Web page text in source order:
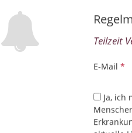
Teilzeit
E-Mail *
Ja, ich